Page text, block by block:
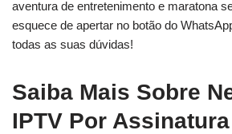
aventura de entretenimento e maratona
esquece de apertar no botão do
todas as suas dúvidas!
Saiba Mais Sobre
IPTV Por Assinatura